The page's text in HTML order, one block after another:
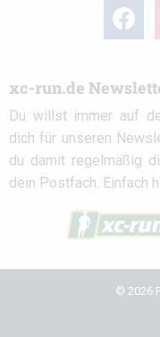
facebook
xc-run.de
Du willst immer auf
dich für unseren
du damit regelmäßig
dein Postfach. Einfach
© 2026